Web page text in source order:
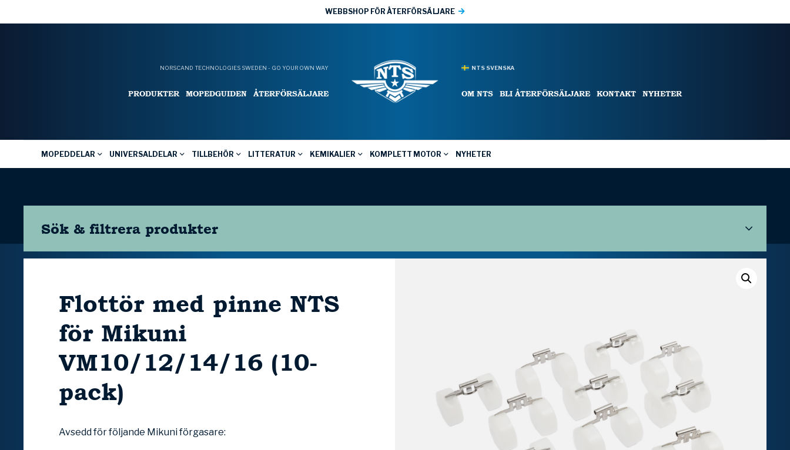
WEBBSHOP FÖR ÅTERFÖRSÄLJARE
NORSCAND TECHNOLOGIES SWEDEN - GO YOUR OWN WAY
PRODUKTER MOPEDGUIDEN ÅTERFÖRSÄLJARE
NTS SVENSKA
OM NTS BLI ÅTERFÖRSÄLJARE KONTAKT NYHETER
MOPEDDELAR UNIVERSALDELAR TILLBEHÖR LITTERATUR KEMIKALIER KOMPLETT MOTOR NYHETER
Sök & filtrera produkter
Flottör med pinne NTS
för Mikuni
VM10/12/14/16 (10-
pack)
Avsedd för följande Mikuni förgasare: